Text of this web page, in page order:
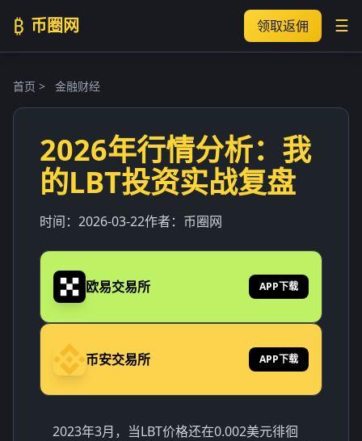
₿ 币圈网 领取返佣 ☰
首页 > 金融财经
2026年行情分析：我
的LBT投资实战复盘
时间： 2026-03-22作者： 币圈网
欧易交易所 APP下载
币安交易所 APP下载
2023年3月，当LBT价格还在0.002美元徘徊